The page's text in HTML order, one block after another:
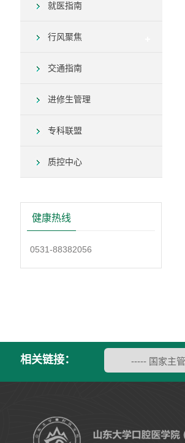
就医指南
行风聚焦
交通指南
进修生管理
专科联盟
质控中心
健康热线
0531-88382056
相关链接：